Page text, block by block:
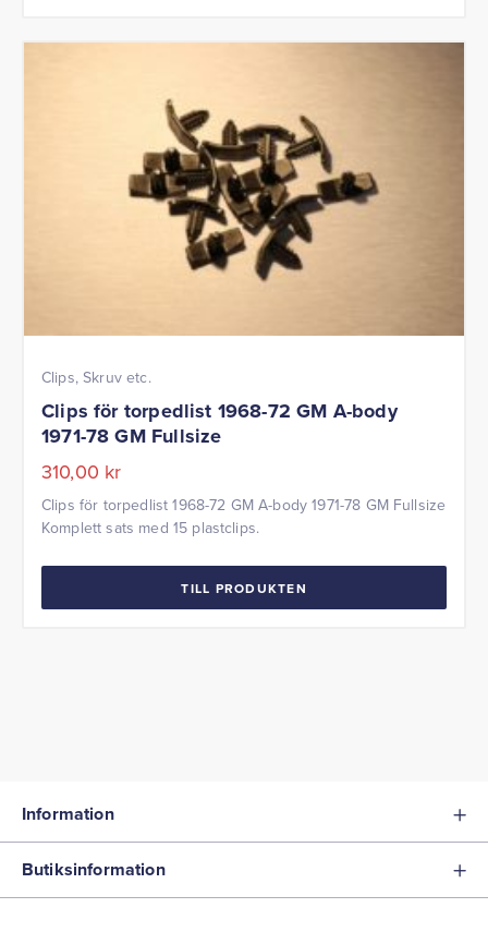
Clips, Skruv etc.
Clips för torpedlist 1968-72 GM A-body
1971-78 GM Fullsize
310,00 kr
Clips för torpedlist 1968-72 GM A-body 1971-78 GM Fullsize
Komplett sats med 15 plastclips.
TILL PRODUKTEN
Information
Butiksinformation